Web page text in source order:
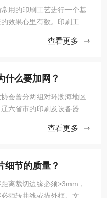
用的印刷工艺进行一个基
效果心里有数。印刷工艺
来了解一下画册中常用的
眼 ...
查看更多
什么要加网？
会曾分两组对环渤海地区
六省市的印刷及设备器材
而不可否认，目前环渤海
...
查看更多
细节的质量？
离裁切边缘必须>3mm，
须转曲线或描外框。文字